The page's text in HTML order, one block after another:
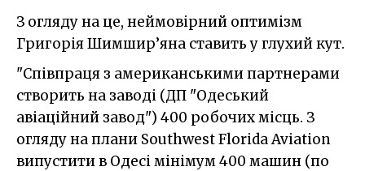
З огляду на це, неймовірний оптимізм
Григорія Шимшир’яна ставить у глухий кут.
"Співпраця з американськими партнерами
створить на заводі (ДП "Одеський
авіаційний завод") 400 робочих місць. З
огляду на плани Southwest Florida Aviation
випустити в Одесі мінімум 400 машин (по